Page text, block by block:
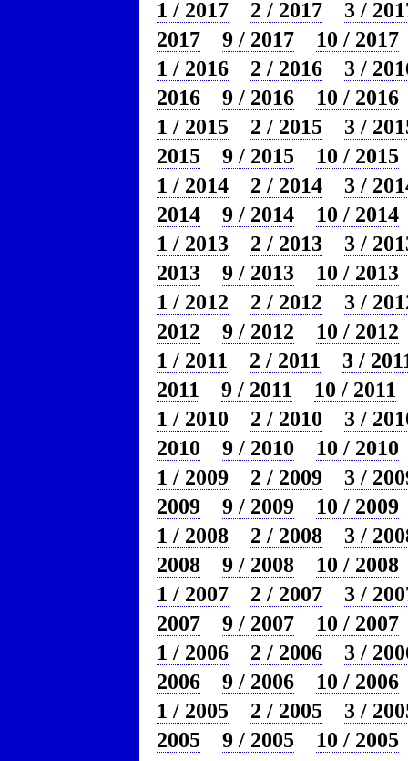
1 / 2017
2 / 2017
3 /
2017
9 / 2017
10 / 2017
1 / 2016
2 / 2016
3 /
2016
9 / 2016
10 / 2016
1 / 2015
2 / 2015
3 /
2015
9 / 2015
10 / 2015
1 / 2014
2 / 2014
3 /
2014
9 / 2014
10 / 2014
1 / 2013
2 / 2013
3 /
2013
9 / 2013
10 / 2013
1 / 2012
2 / 2012
3 /
2012
9 / 2012
10 / 2012
1 / 2011
2 / 2011
3 /
2011
9 / 2011
10 / 2011
1 / 2010
2 / 2010
3 /
2010
9 / 2010
10 / 2010
1 / 2009
2 / 2009
3 /
2009
9 / 2009
10 / 2009
1 / 2008
2 / 2008
3 /
2008
9 / 2008
10 / 2008
1 / 2007
2 / 2007
3 /
2007
9 / 2007
10 / 2007
1 / 2006
2 / 2006
3 /
2006
9 / 2006
10 / 2006
1 / 2005
2 / 2005
3 /
2005
9 / 2005
10 / 2005